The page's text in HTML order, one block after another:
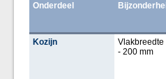
Onderdeel
Kozijn
Vlakbreedte
- 200 mm